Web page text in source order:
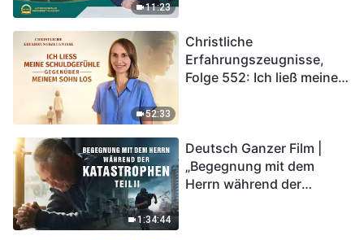
11:23
52:33
Christliche
Erfahrungszeugnisse,
Folge 552: Ich ließ meine
1:34:44
Deutsch Ganzer Film |
„Begegnung mit dem
Herrn während der